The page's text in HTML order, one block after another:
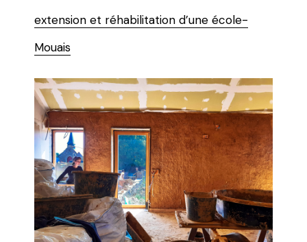
extension et réhabilitation d’une école-
Mouais